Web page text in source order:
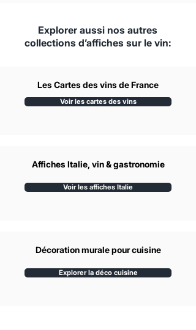
Explorer aussi nos autres
collections d’affiches sur le vin:
Les Cartes des vins de France
Voir les cartes des vins
Affiches Italie, vin & gastronomie
Voir les affiches Italie
Décoration murale pour cuisine
Explorer la déco cuisine